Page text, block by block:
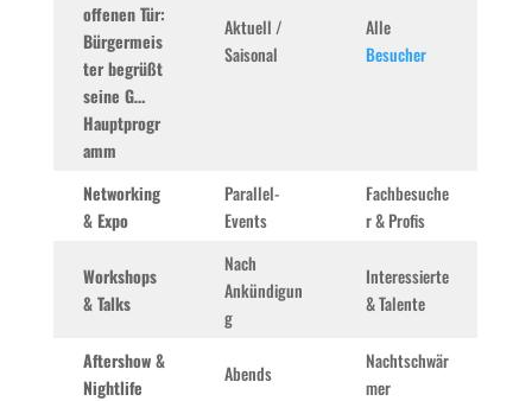
offenen Tür:
Bürgermeis
ter begrüßt
seine G…
Hauptprogr
amm
Aktuell /
Saisonal
Alle
Besucher
Networking
& Expo
Parallel-
Events
Fachbesuche
r & Profis
Workshops
& Talks
Nach
Ankündigun
g
Interessierte
& Talente
Aftershow &
Nightlife
Abends
Nachtschwär
mer